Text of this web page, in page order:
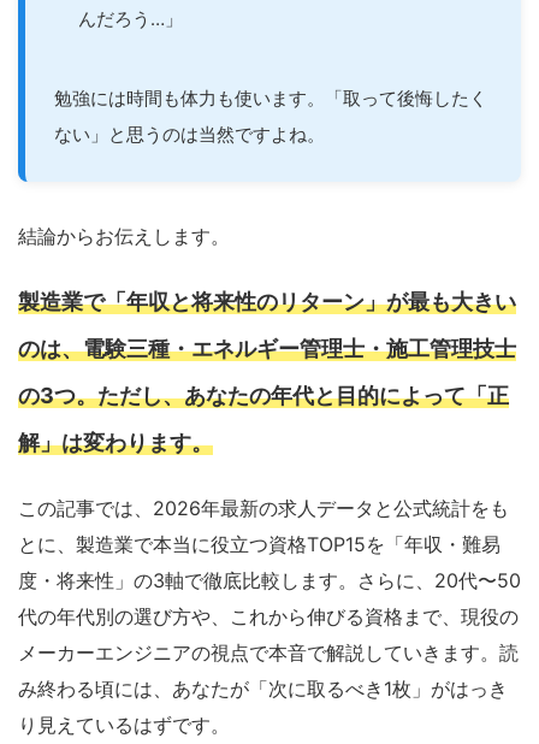
んだろう…」
勉強には時間も体力も使います。「取って後悔したく
ない」と思うのは当然ですよね。
結論からお伝えします。
製造業で「年収と将来性のリターン」が最も大きい
のは、電験三種・エネルギー管理士・施工管理技士
の3つ。ただし、あなたの年代と目的によって「正
解」は変わります。
この記事では、2026年最新の求人データと公式統計をも
とに、製造業で本当に役立つ資格TOP15を「年収・難易
度・将来性」の3軸で徹底比較します。さらに、20代〜50
代の年代別の選び方や、これから伸びる資格まで、現役の
メーカーエンジニアの視点で本音で解説していきます。読
み終わる頃には、あなたが「次に取るべき1枚」がはっき
り見えているはずです。